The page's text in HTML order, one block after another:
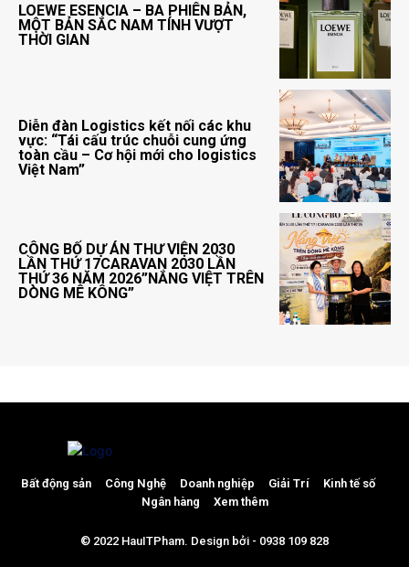
LOEWE ESENCIA – BA PHIÊN BẢN,
MỘT BẢN SẮC NAM TÍNH VƯỢT
THỜI GIAN
Diễn đàn Logistics kết nối các khu
vực: “Tái cấu trúc chuỗi cung ứng
toàn cầu – Cơ hội mới cho logistics
Việt Nam”
CÔNG BỐ DỰ ÁN THƯ VIỆN 2030
LẦN THỨ 17CARAVAN 2030 LẦN
THỨ 36 NĂM 2026”NẮNG VIỆT TRÊN
DÒNG MÊ KÔNG”
Bất động sản Công Nghệ Doanh nghiệp Giải Trí
Kinh tế số
Ngân hàng
Xem thêm
© 2022 HauITPham. Design bởi - 0938 109 828